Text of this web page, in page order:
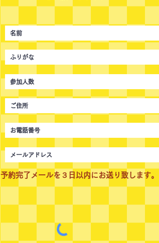
予約完了メールを３日以内にお送り致します。